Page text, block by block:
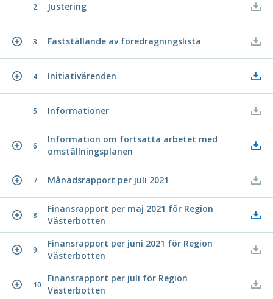
2 Justering
3 Fastställande av föredragningslista
4 Initiativärenden
5 Informationer
6
Information om fortsatta arbetet med
omställningsplanen
7 Månadsrapport per juli 2021
8
Finansrapport per maj 2021 för Region
Västerbotten
9
Finansrapport per juni 2021 för Region
Västerbotten
10
Finansrapport per juli för Region
Västerbotten